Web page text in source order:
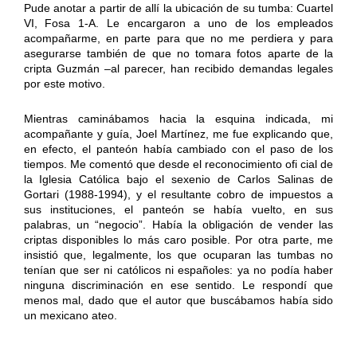
Pude anotar a partir de allí la ubicación de su tumba: Cuartel
VI, Fosa 1-A. Le encargaron a uno de los empleados
acompañarme, en parte para que no me perdiera y para
asegurarse también de que no tomara fotos aparte de la
cripta Guzmán –al parecer, han recibido demandas legales
por este motivo.
Mientras caminábamos hacia la esquina indicada, mi
acompañante y guía, Joel Martínez, me fue explicando que,
en efecto, el panteón había cambiado con el paso de los
tiempos. Me comentó que desde el reconocimiento ofi cial de
la Iglesia Católica bajo el sexenio de Carlos Salinas de
Gortari (1988-1994), y el resultante cobro de impuestos a
sus instituciones, el panteón se había vuelto, en sus
palabras, un “negocio”. Había la obligación de vender las
criptas disponibles lo más caro posible. Por otra parte, me
insistió que, legalmente, los que ocuparan las tumbas no
tenían que ser ni católicos ni españoles: ya no podía haber
ninguna discriminación en ese sentido. Le respondí que
menos mal, dado que el autor que buscábamos había sido
un mexicano ateo.